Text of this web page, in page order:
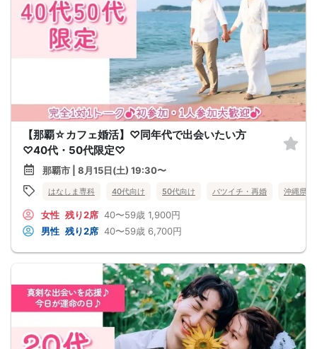
【那覇☆カフェ婚活】♡同年代で出会いたい方
♡40代・50代限定♡
那覇市 | 8月15日(土) 19:30〜
はなしま専科 40代向け 50代向け バツイチ・再婚 沖縄県
女性 残り2席 40〜59歳 1,900円
男性 残り2席 40〜59歳 6,700円